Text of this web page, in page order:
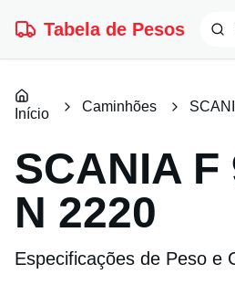
Tabela de Pesos
Início Caminhões
SCANIA F
N 2220
Especificações de Peso e